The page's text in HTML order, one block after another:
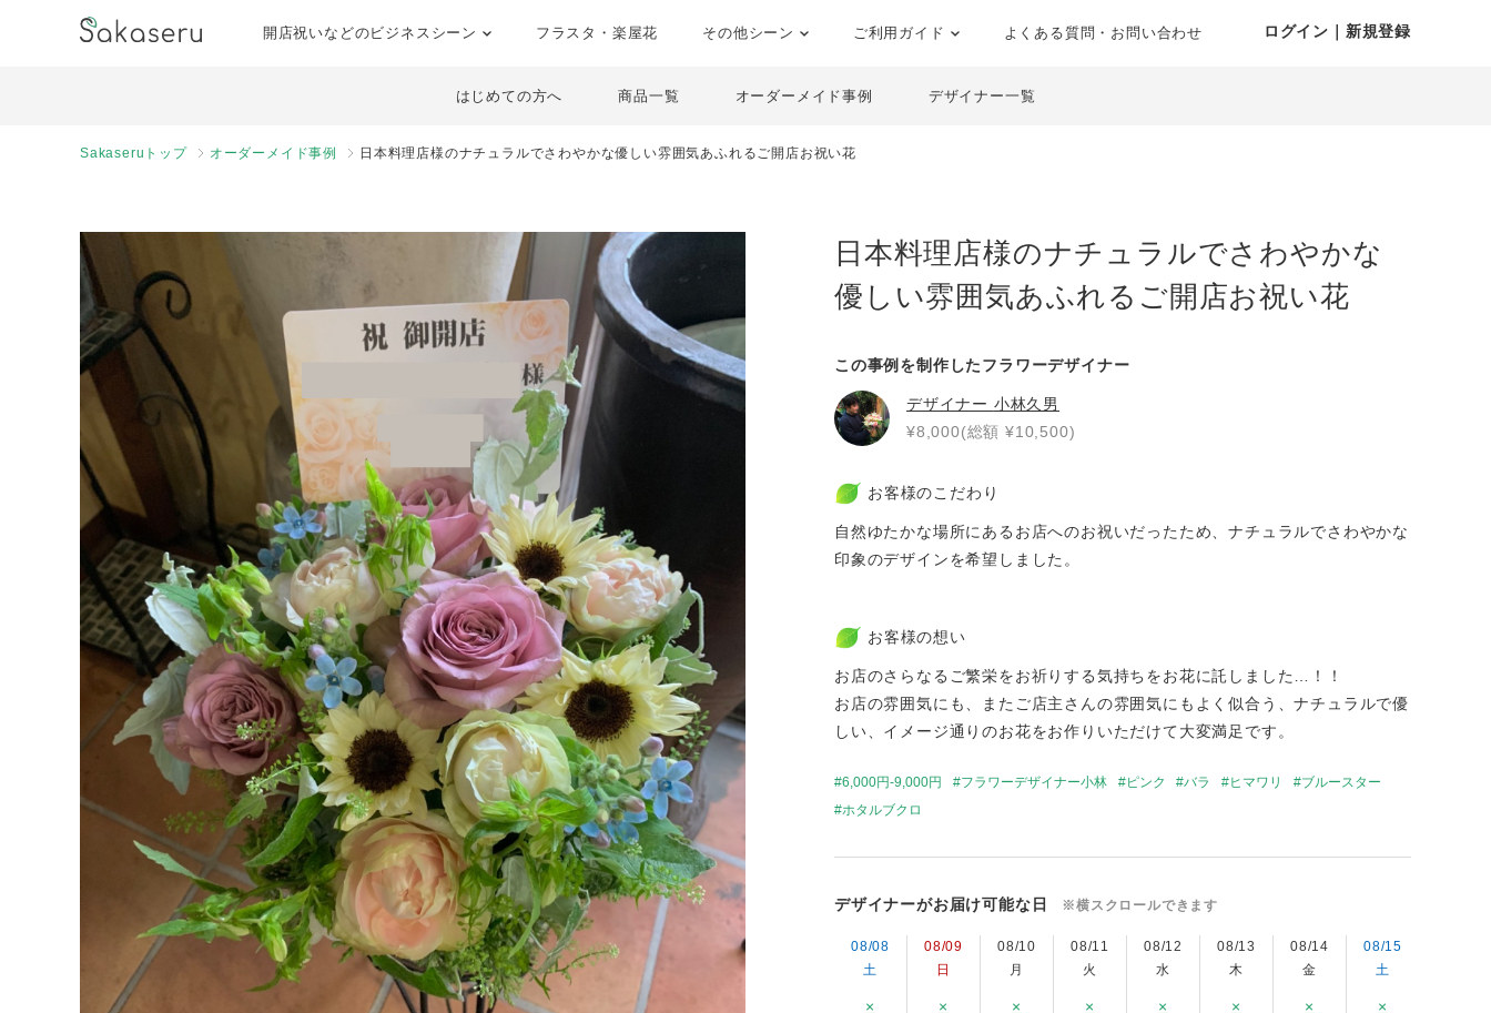
開店祝いなどのビジネスシーン フラスタ・楽屋花 その他シーン ご利用ガイド よくある質問・お問い合わせ ログイン｜新規登録
はじめての方へ 商品一覧 オーダーメイド事例 デザイナー一覧
Sakaseruトップ オーダーメイド事例 日本料理店様のナチュラルでさわやかな優しい雰囲気あふれるご開店お祝い花
日本料理店様のナチュラルでさわやかな
優しい雰囲気あふれるご開店お祝い花
この事例を制作したフラワーデザイナー
デザイナー 小林久男
¥8,000(総額 ¥10,500)
お客様のこだわり
自然ゆたかな場所にあるお店へのお祝いだったため、ナチュラルでさわやかな
印象のデザインを希望しました。
お客様の想い
お店のさらなるご繁栄をお祈りする気持ちをお花に託しました…！！
お店の雰囲気にも、またご店主さんの雰囲気にもよく似合う、ナチュラルで優
しい、イメージ通りのお花をお作りいただけて大変満足です。
6,000円-9,000円 フラワーデザイナー小林 ピンク バラ ヒマワリ
ブルースター
ホタルブクロ
デザイナーがお届け可能な日 ※横スクロールできます
08/08
土
×
08/09
日
×
08/10
月
×
08/11
火
×
08/12
水
×
08/13
木
×
08/14
金
×
08/15
土
×